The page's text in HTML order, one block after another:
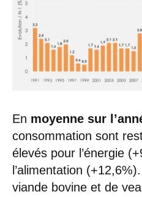
En moyenne sur
consommation sont
élevés pour l’énergie
l’alimentation
viande bovine et de